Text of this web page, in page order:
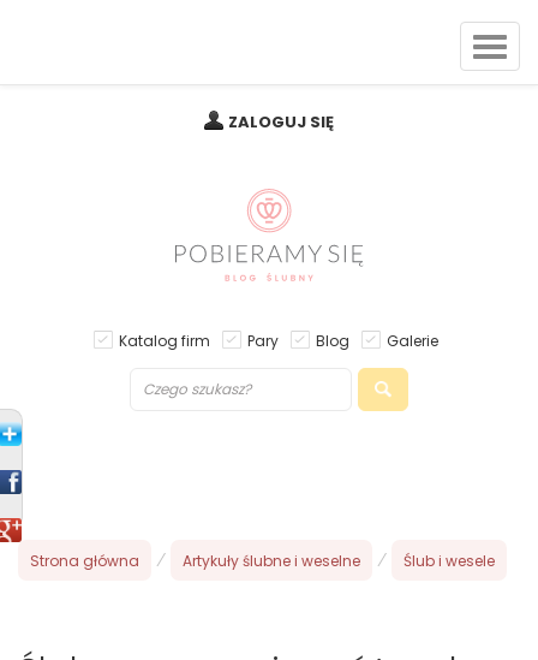
ZALOGUJ SIĘ
Katalog firm Pary Blog Galerie
Strona główna / Artykuły ślubne i weselne / Ślub i wesele